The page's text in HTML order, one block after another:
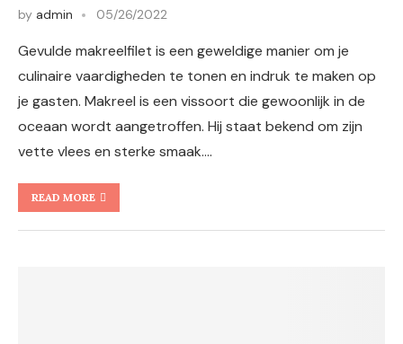
by admin 05/26/2022
Gevulde makreelfilet is een geweldige manier om je
culinaire vaardigheden te tonen en indruk te maken op
je gasten. Makreel is een vissoort die gewoonlijk in de
oceaan wordt aangetroffen. Hij staat bekend om zijn
vette vlees en sterke smaak.…
READ MORE